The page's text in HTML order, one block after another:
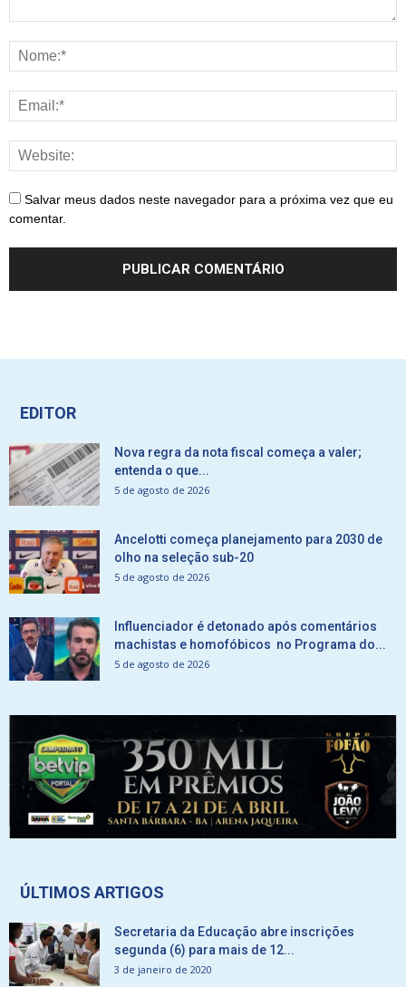
Salvar meus dados neste navegador para a próxima vez que eu
comentar.
EDITOR
Nova regra da nota fiscal começa a valer;
entenda o que...
5 de agosto de 2026
Ancelotti começa planejamento para 2030 de
olho na seleção sub-20
5 de agosto de 2026
Influenciador é detonado após comentários
machistas e homofóbicos no Programa do...
5 de agosto de 2026
ÚLTIMOS ARTIGOS
Secretaria da Educação abre inscrições
segunda (6) para mais de 12...
3 de janeiro de 2020